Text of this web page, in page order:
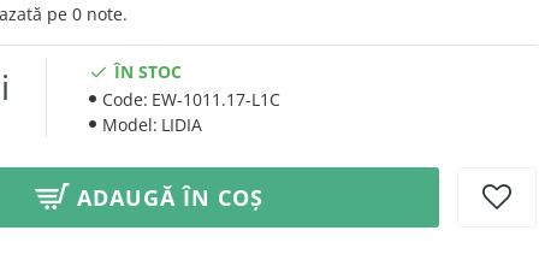
pe 0 note.
ÎN STOC
Code: EW-1011.17-L1C
Model: LIDIA
ADAUGĂ ÎN COȘ